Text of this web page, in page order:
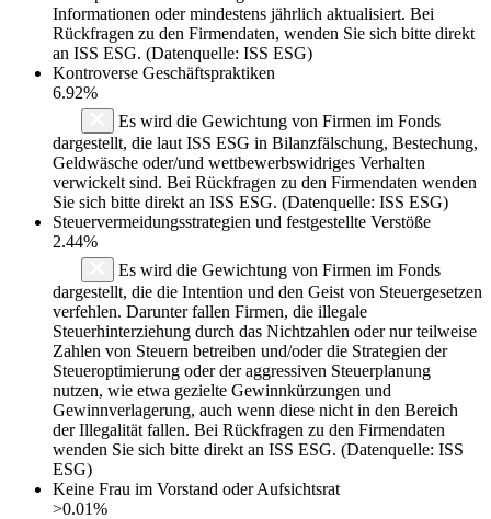
Informationen oder mindestens jährlich aktualisiert. Bei
Rückfragen zu den Firmendaten, wenden Sie sich bitte direkt
an ISS ESG. (Datenquelle: ISS ESG)
Kontroverse Geschäftspraktiken
6.92%
Es wird die Gewichtung von Firmen im Fonds
dargestellt, die laut ISS ESG in Bilanzfälschung, Bestechung,
Geldwäsche oder/und wettbewerbswidriges Verhalten
verwickelt sind. Bei Rückfragen zu den Firmendaten wenden
Sie sich bitte direkt an ISS ESG. (Datenquelle: ISS ESG)
Steuervermeidungsstrategien und festgestellte Verstöße
2.44%
Es wird die Gewichtung von Firmen im Fonds
dargestellt, die die Intention und den Geist von Steuergesetzen
verfehlen. Darunter fallen Firmen, die illegale
Steuerhinterziehung durch das Nichtzahlen oder nur teilweise
Zahlen von Steuern betreiben und/oder die Strategien der
Steueroptimierung oder der aggressiven Steuerplanung
nutzen, wie etwa gezielte Gewinnkürzungen und
Gewinnverlagerung, auch wenn diese nicht in den Bereich
der Illegalität fallen. Bei Rückfragen zu den Firmendaten
wenden Sie sich bitte direkt an ISS ESG. (Datenquelle: ISS
ESG)
Keine Frau im Vorstand oder Aufsichtsrat
>0.01%